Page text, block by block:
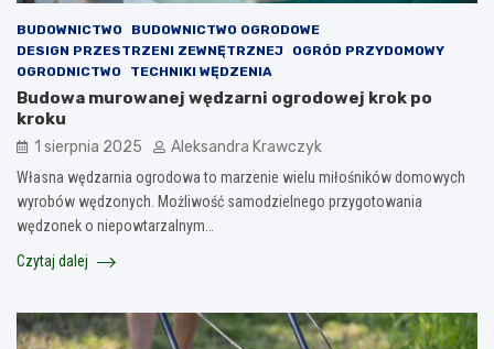
BUDOWNICTWO
BUDOWNICTWO OGRODOWE
DESIGN PRZESTRZENI ZEWNĘTRZNEJ
OGRÓD PRZYDOMOWY
OGRODNICTWO
TECHNIKI WĘDZENIA
Budowa murowanej wędzarni ogrodowej krok po
kroku
1 sierpnia 2025 Aleksandra Krawczyk
Własna wędzarnia ogrodowa to marzenie wielu miłośników domowych
wyrobów wędzonych. Możliwość samodzielnego przygotowania
wędzonek o niepowtarzalnym…
Czytaj dalej